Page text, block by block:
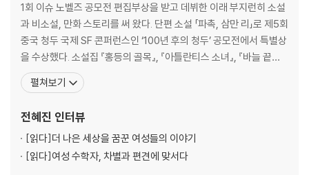
1회 이슈 노벨즈 공모전 편집부상을 받고 데뷔한 이래 부지런히 소설
과 비소설, 만화 스토리를 써 왔다. 단편 소설 「파촉, 삼만 리」로 제5회
중국 청두 국제 SF 콘퍼런스인 ‘100년 후의 청두’ 공모전에서 특별상
을 수상했다. 소설집 『홍등의 골목』, 『아틀란티스 소녀』, 『바늘 끝에
사람이』, 『마리 이야기』 등을, 만화 『레이디 디텍티브』, 『리베르떼』,
웹툰 〈PermIT!!!〉의 스토리를 썼다. 「친애하는 황국신민 여러분」,
펼쳐보기
전혜진 인터뷰
[읽다]더 나은 세상을 꿈꾼 여성들의 이야기
[읽다]여성 수학자, 차별과 편견에 맞서다